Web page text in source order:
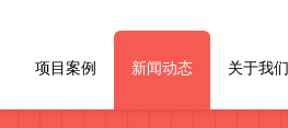
项目案例 新闻动态 关于我们